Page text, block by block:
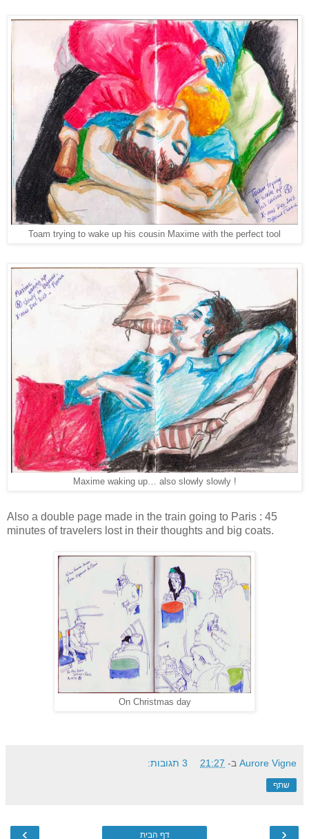
Toam trying to wake up his cousin Maxime with the perfect tool
Maxime waking up… also slowly slowly !
Also a double page made in the train going to Paris : 45
minutes of travelers lost in their thoughts and big coats.
On Christmas day
Aurore Vigne ב- 21:27 3 תגובות:
שתף
‹
› דף הבית